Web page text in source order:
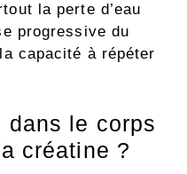
la perte d’eau
progressive du
capacité à répéter
dans le corps
créatine ?